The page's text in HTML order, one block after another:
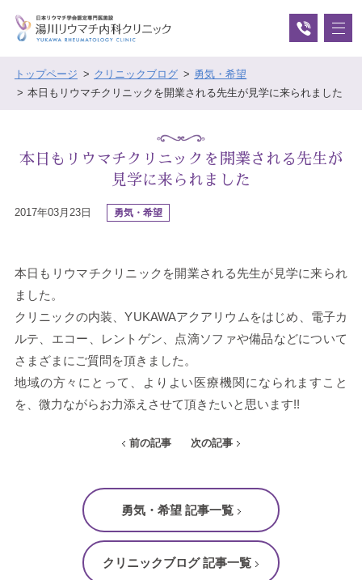
トップページ クリニックブログ
勇気・希望
本日もリウマチクリニックを開業される先生が見学に来られました
本日もリウマチクリニックを開業される先生が
見学に来られました
2017年03月23日 勇気・希望
本日もリウマチクリニックを開業される先生が見学に来られ
ました。
クリニックの内装、YUKAWAアクアリウムをはじめ、電子カ
ルテ、エコー、レントゲン、点滴ソファや備品などについて
さまざまにご質問を頂きました。
地域の方々にとって、よりよい医療機関になられますこと
を、微力ながらお力添えさせて頂きたいと思います!!
前の記事 次の記事
勇気・希望 記事一覧
クリニックブログ 記事一覧